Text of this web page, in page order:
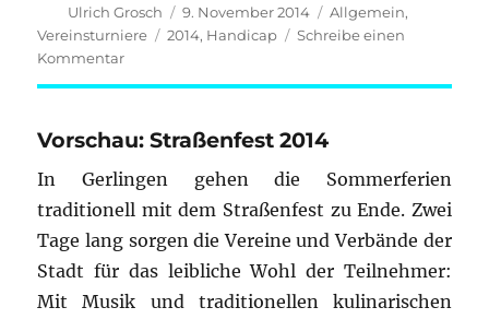
Autor
Ulrich Grosch
Veröffentlicht
am
9. November 2014 Kategorien
Allgemein,
Vereinsturniere
Schlagwörter
2014, Handicap
Schreibe einen
Kommentarzu
Überraschungssieger
2013
wieder
vorn
dabei
Vorschau: Straßenfest 2014
In Gerlingen gehen die Sommerferien
traditionell mit dem Straßenfest zu Ende. Zwei
Tage lang sorgen die Vereine und Verbände der
Stadt für das leibliche Wohl der Teilnehmer:
Mit Musik und traditionellen kulinarischen